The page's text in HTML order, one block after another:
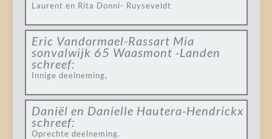
Laurent en Rita Donni- Ruyseveldt
Eric Vandormael-Rassart Mia
sonvalwijk 65 Waasmont -Landen
schreef:
Innige deelneming,
Daniël en Danielle Hautera-Hendrickx
schreef:
Oprechte deelneming.